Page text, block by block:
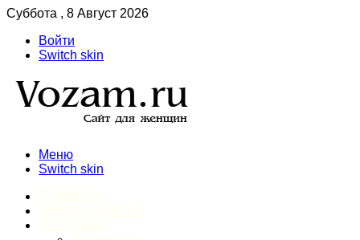
Суббота , 8 Август 2026
Войти
Switch skin
Меню
Switch skin